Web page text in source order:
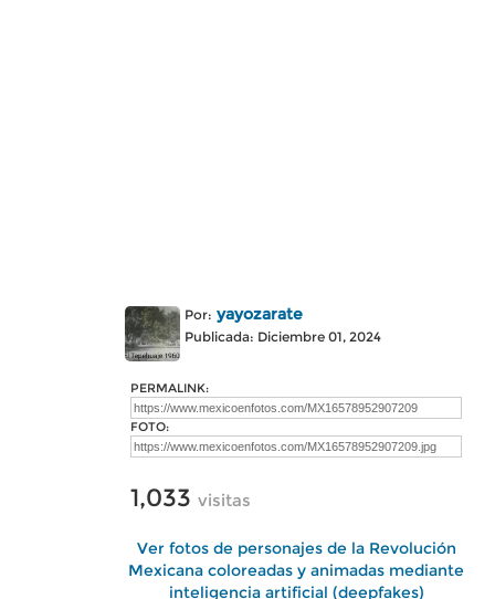
Por: yayozarate
Publicada: Diciembre 01, 2024
PERMALINK:
FOTO:
1,033 visitas
Ver fotos de personajes de la Revolución
Mexicana coloreadas y animadas mediante
inteligencia artificial (deepfakes)